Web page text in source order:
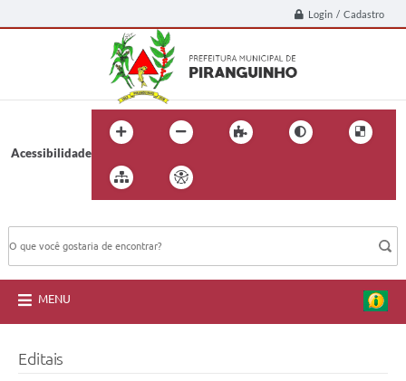
Login / Cadastro
Acessibilidade
MENU
Editais